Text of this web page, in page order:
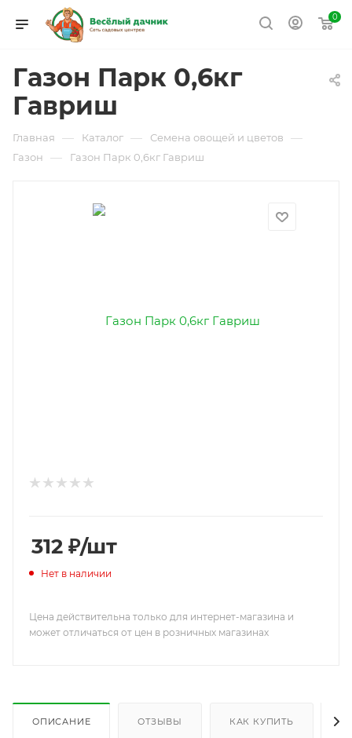
0
Газон Парк 0,6кг
Гавриш
Главная — Каталог — Семена овощей и цветов —
Газон — Газон Парк 0,6кг Гавриш
312 ₽/шт
Нет в наличии
Цена действительна только для интернет-магазина и
может отличаться от цен в розничных магазинах
ОПИСАНИЕ ОТЗЫВЫ КАК КУПИТЬ